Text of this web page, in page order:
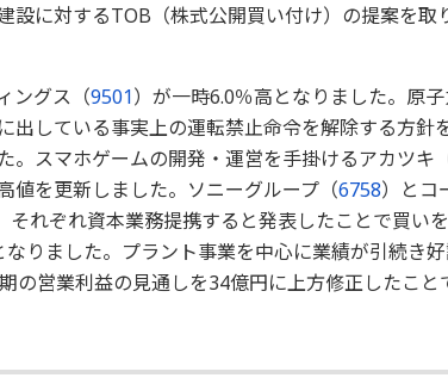
設に対するTOB（株式公開買い付け）の提案を取
ングス（9501）が一時6.0％高となりました。原
出している事実上の運転禁止命令を解除する方針
。スマホゲームの開発・運営を手掛けるアカツキ
値を更新しました。ソニーグループ（6758）とコ
それぞれ資本業務提携すると発表したことで買い
なりました。プラント事業を中心に業績が引続き
の営業利益の見通しを34億円に上方修正したこと